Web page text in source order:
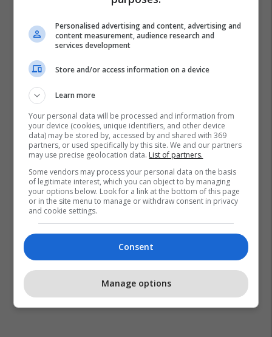
Newcastle United
Transferimet
Personalised advertising and content, advertising and
content measurement, audience research and
services development
Store and/or access information on a device
Learn more
Your personal data will be processed and information from
your device (cookies, unique identifiers, and other device
data) may be stored by, accessed by and shared with 369
partners, or used specifically by this site. We and our partners
may use precise geolocation data. List of partners.
Some vendors may process your personal data on the basis
of legitimate interest, which you can object to by managing
your options below. Look for a link at the bottom of this page
or in the site menu to manage or withdraw consent in privacy
and cookie settings.
Consent
Manage options